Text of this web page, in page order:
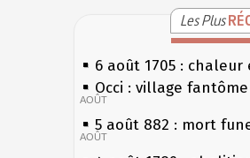
Les Plus
6 août 1705 :
Occi : village
AOÛT
5 août 882 : mort
AOÛT